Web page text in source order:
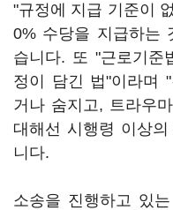
"규정에 지급 기준이
0% 수당을 지급하는
습니다. 또 "근로기준
정이 담긴 법"이라며
거나 숨지고, 트라우
대해선 시행령 이상
니다.
소송을 진행하고 있